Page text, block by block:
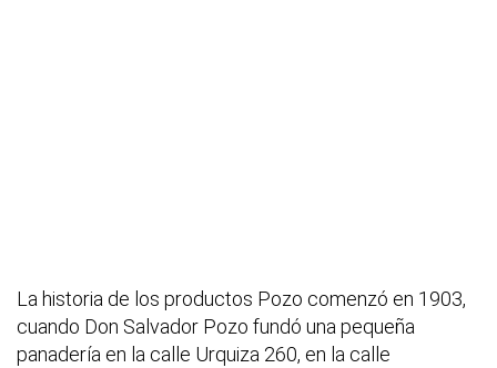
La historia de los productos Pozo comenzó en 1903,
cuando Don Salvador Pozo fundó una pequeña
panadería en la calle Urquiza 260, en la calle